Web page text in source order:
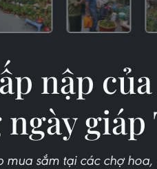
nập
giáp
sắm tại các chợ